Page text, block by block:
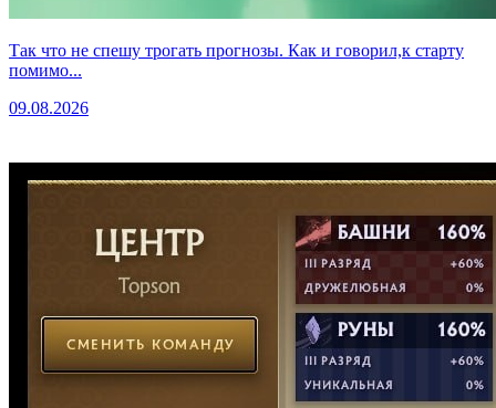
Так что не спешу трогать прогнозы. Как и говорил,к старту
помимо...
09.08.2026